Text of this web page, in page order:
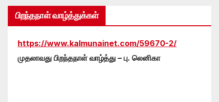
பிறந்தநாள் வாழ்த்துக்கள்
https://www.kalmunainet.com/59670-2/
முதலாவது பிறந்தநாள் வாழ்த்து – பு. லெனிகா